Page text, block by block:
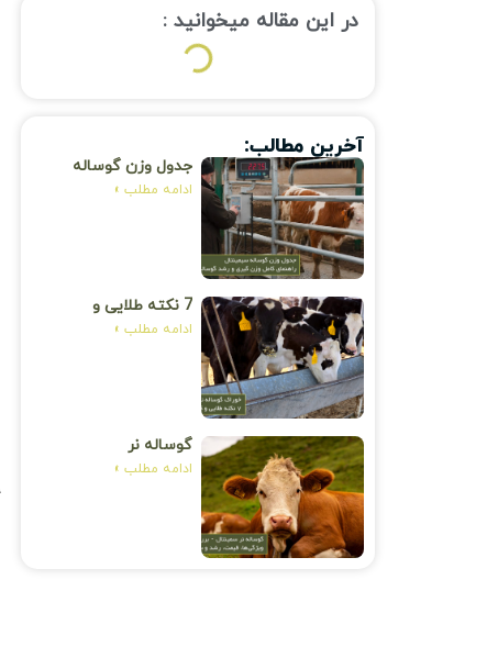
در این مقاله میخوانید :
آخرین مطالب:
جدول وزن گوساله
سیمینتال؛ راهنمای
ادامه مطلب »
7 نکته طلایی و
کاربردی: خوراک
ادامه مطلب »
گوساله نر
سمینتال | بررسی
ادامه مطلب »